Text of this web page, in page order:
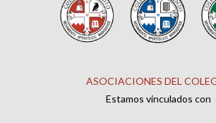
ASOCIACIONES DEL
Estamos vinculados con